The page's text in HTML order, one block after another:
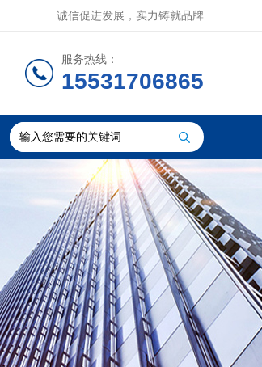
诚信促进发展，实力铸就品牌
服务热线：
15531706865